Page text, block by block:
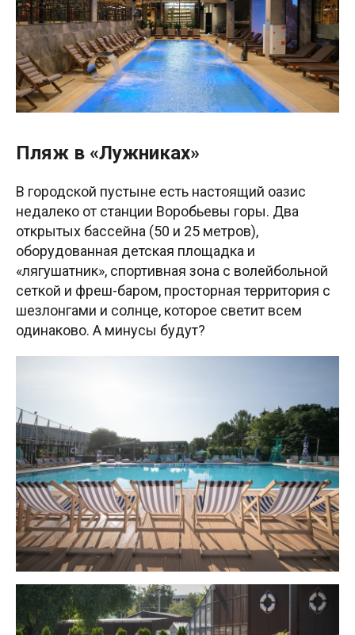
Пляж в «Лужниках»
В городской пустыне есть настоящий оазис
недалеко от станции Воробьевы горы. Два
открытых бассейна (50 и 25 метров),
оборудованная детская площадка и
«лягушатник», спортивная зона с волейбольной
сеткой и фреш-баром, просторная территория с
шезлонгами и солнце, которое светит всем
одинаково. А минусы будут?